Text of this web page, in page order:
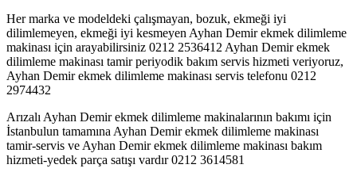
Her marka ve modeldeki çalışmayan, bozuk, ekmeği iyi
dilimlemeyen, ekmeği iyi kesmeyen Ayhan Demir ekmek dilimleme
makinası için arayabilirsiniz 0212 2536412 Ayhan Demir ekmek
dilimleme makinası tamir periyodik bakım servis hizmeti veriyoruz,
Ayhan Demir ekmek dilimleme makinası servis telefonu 0212
2974432
Arızalı Ayhan Demir ekmek dilimleme makinalarının bakımı için
İstanbulun tamamına Ayhan Demir ekmek dilimleme makinası
tamir-servis ve Ayhan Demir ekmek dilimleme makinası bakım
hizmeti-yedek parça satışı vardır 0212 3614581